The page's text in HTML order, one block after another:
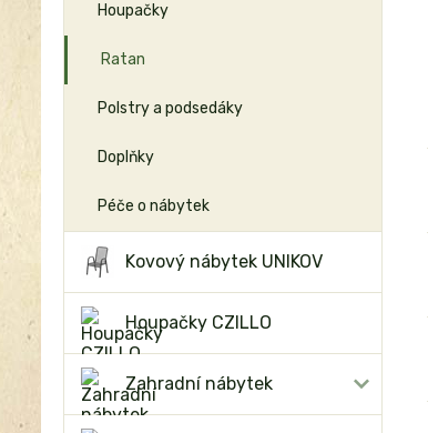
Houpačky
Ratan
Polstry a podsedáky
Doplňky
Péče o nábytek
Kovový nábytek UNIKOV
Houpačky CZILLO
Zahradní nábytek